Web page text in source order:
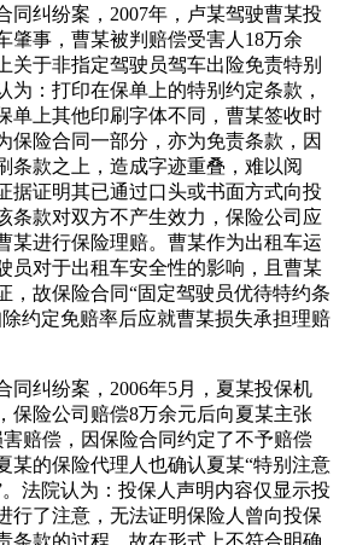
同纠纷案，2007年，卢某驾驶曹某投
肇事，曹某被判赔偿受害人18万余
关于非指定驾驶员驾车出险免责特别
为：打印在保单上的特别约定条款，
单上其他印刷字体不同，曹某签收时
保险合同一部分，亦为免责条款，因
条款之上，造成字迹重叠，难以阅
据证明其已通过口头或书面方式向投
条款对双方不产生效力，保险公司应
某进行保险理赔。曹某作为出租车运
员对于出租车安全性的影响，且曹某
，故保险合同“固定驾驶员优待特约条
约定免赔率后应就曹某损失承担理赔
同纠纷案，2006年5月，夏某投保机
保险公司赔偿8万余元后向夏某主张
赔偿，因保险合同约定了不予赔偿
某的保险代理人也确认夏某“特别注意
法院认为：投保人声明内容仅显示投
行了注意，无法证明保险人曾向投保
条款的过程，故在形式上不符合明确